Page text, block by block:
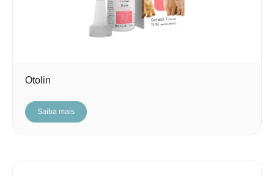
Otolin
Saiba mais